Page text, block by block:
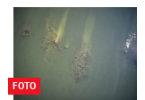
FOTO